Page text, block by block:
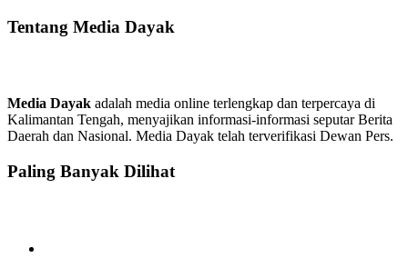
Tentang Media Dayak
Media Dayak adalah media online terlengkap dan terpercaya di
Kalimantan Tengah, menyajikan informasi-informasi seputar Berita
Daerah dan Nasional. Media Dayak telah terverifikasi Dewan Pers.
Paling Banyak Dilihat